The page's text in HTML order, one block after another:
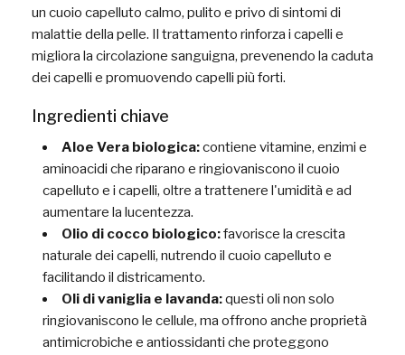
un cuoio capelluto calmo, pulito e privo di sintomi di
malattie della pelle. Il trattamento rinforza i capelli e
migliora la circolazione sanguigna, prevenendo la caduta
dei capelli e promuovendo capelli più forti.
Ingredienti chiave
Aloe Vera biologica:contiene vitamine, enzimi e
aminoacidi che riparano e ringiovaniscono il cuoio
capelluto e i capelli, oltre a trattenere l'umidità e ad
aumentare la lucentezza.
Olio di cocco biologico:favorisce la crescita
naturale dei capelli, nutrendo il cuoio capelluto e
facilitando il districamento.
Oli di vaniglia e lavanda:questi oli non solo
ringiovaniscono le cellule, ma offrono anche proprietà
antimicrobiche e antiossidanti che proteggono